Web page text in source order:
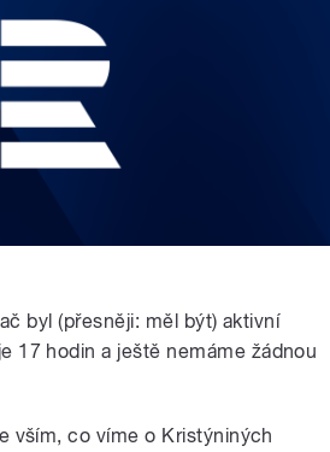
byl (přesněji: měl být) aktivní
17 hodin a ještě nemáme žádnou
vším, co víme o Kristýniných